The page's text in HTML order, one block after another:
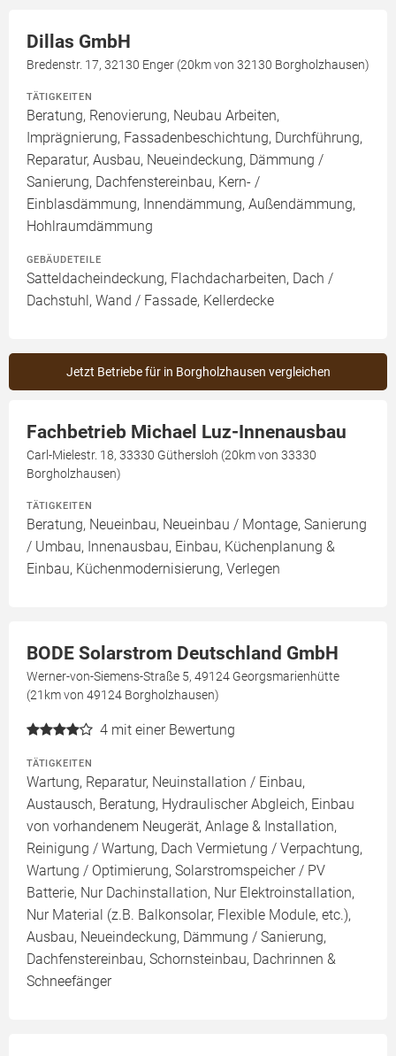
Dillas GmbH
Bredenstr. 17, 32130 Enger (20km von 32130 Borgholzhausen)
TÄTIGKEITEN
Beratung, Renovierung, Neubau Arbeiten,
Imprägnierung, Fassadenbeschichtung, Durchführung,
Reparatur, Ausbau, Neueindeckung, Dämmung /
Sanierung, Dachfenstereinbau, Kern- /
Einblasdämmung, Innendämmung, Außendämmung,
Hohlraumdämmung
GEBÄUDETEILE
Satteldacheindeckung, Flachdacharbeiten, Dach /
Dachstuhl, Wand / Fassade, Kellerdecke
Jetzt Betriebe für in Borgholzhausen vergleichen
Fachbetrieb Michael Luz-Innenausbau
Carl-Mielestr. 18, 33330 Güthersloh (20km von 33330
Borgholzhausen)
TÄTIGKEITEN
Beratung, Neueinbau, Neueinbau / Montage, Sanierung
/ Umbau, Innenausbau, Einbau, Küchenplanung &
Einbau, Küchenmodernisierung, Verlegen
BODE Solarstrom Deutschland GmbH
Werner-von-Siemens-Straße 5, 49124 Georgsmarienhütte
(21km von 49124 Borgholzhausen)
4 mit einer Bewertung
TÄTIGKEITEN
Wartung, Reparatur, Neuinstallation / Einbau,
Austausch, Beratung, Hydraulischer Abgleich, Einbau
von vorhandenem Neugerät, Anlage & Installation,
Reinigung / Wartung, Dach Vermietung / Verpachtung,
Wartung / Optimierung, Solarstromspeicher / PV
Batterie, Nur Dachinstallation, Nur Elektroinstallation,
Nur Material (z.B. Balkonsolar, Flexible Module, etc.),
Ausbau, Neueindeckung, Dämmung / Sanierung,
Dachfenstereinbau, Schornsteinbau, Dachrinnen &
Schneefänger